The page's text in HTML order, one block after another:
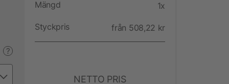
?
Mängd 1x
Styckpris från 508,22 kr
NETTO PRIS